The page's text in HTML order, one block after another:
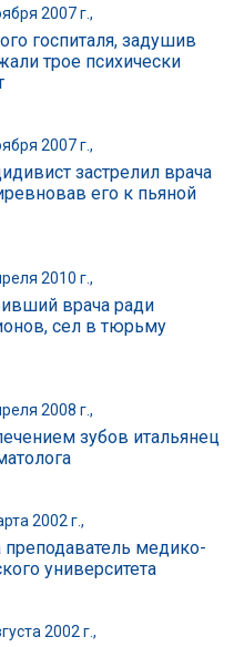
2007 г.,
госпиталя, задушив
трое психически
2007 г.,
застрелил врача
его к пьяной
2010 г.,
врача ради
сел в тюрьму
2008 г.,
зубов итальянец
2002 г.,
преподаватель медико-
университета
2002 г.,